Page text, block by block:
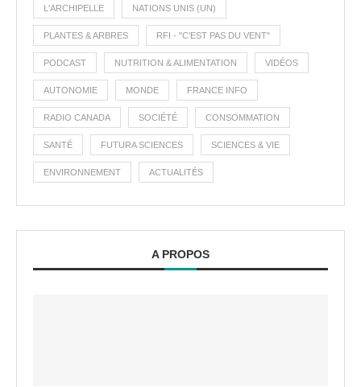
L'ARCHIPELLE NATIONS UNIS (UN)
PLANTES & ARBRES RFI - "C'EST PAS DU VENT"
PODCAST NUTRITION & ALIMENTATION VIDÉOS
AUTONOMIE MONDE FRANCE INFO
RADIO CANADA SOCIÉTÉ CONSOMMATION
SANTÉ FUTURA SCIENCES SCIENCES & VIE
ENVIRONNEMENT ACTUALITÉS
A PROPOS